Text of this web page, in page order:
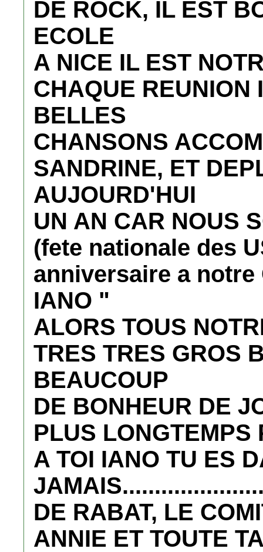
DE ROCK, IL EST
ECOLE
A NICE IL EST
CHAQUE REUNION
BELLES
CHANSONS
SANDRINE, ET
AUJOURD'HUI
UN AN CAR NOUS
(fete nationale des
anniversaire a notre
IANO "
ALORS TOUS
TRES TRES GROS
BEAUCOUP
DE BONHEUR DE
PLUS LONGTEMPS
A TOI IANO TU ES
DE RABAT, LE
ANNIE ET TOUTE